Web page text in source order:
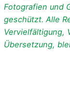
Fotografien und
geschützt. Alle
Vervielfältigung,
Übersetzung,